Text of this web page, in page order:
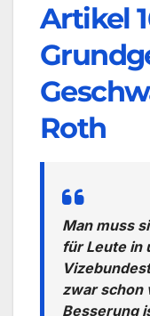
Artikel
Roth
Man muss
für Leute in
zwar schon
Besserung